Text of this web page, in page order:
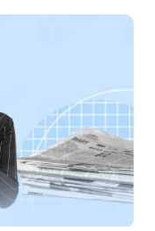
бізнес може
нову